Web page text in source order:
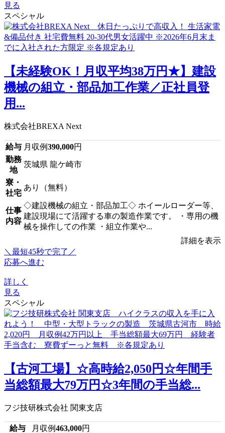
見る
スペシャル
【未経験OK！月収平均38万円★】建設
機械の組立・部品加工作業／正社員登
用...
株式会社BREXA Next
給与 月収例390,000円
勤務
地
茨城県 龍ケ崎市
寮・
社宅
あり（無料）
仕事
内容
◇建設機械の組立・部品加工◇ ホイールローダー等、
建設現場にて活躍する車の製造作業です。 ・専用の機
械を操作しての作業 ・組立作業や...
詳細を表示
＼最短45秒で完了／
応募へ進む
詳しく
見る
スペシャル
【古河工場】☆高時給2,050円☆年間手
当総額最大79万円☆3年間の手当総...
フジ技研株式会社 関東支店
給与 月収例463,000円